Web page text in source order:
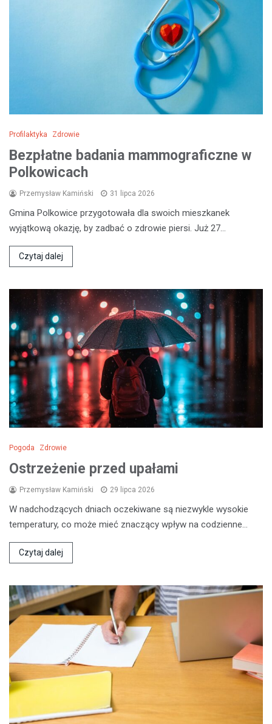
Profilaktyka Zdrowie
Bezpłatne badania mammograficzne w
Polkowicach
Przemysław Kamiński 31 lipca 2026
Gmina Polkowice przygotowała dla swoich mieszkanek
wyjątkową okazję, by zadbać o zdrowie piersi. Już 27…
Czytaj dalej
Pogoda Zdrowie
Ostrzeżenie przed upałami
Przemysław Kamiński 29 lipca 2026
W nadchodzących dniach oczekiwane są niezwykle wysokie
temperatury, co może mieć znaczący wpływ na codzienne…
Czytaj dalej